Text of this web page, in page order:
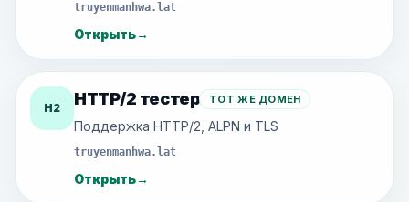
truyenmanhwa.lat
Открыть→
H2 HTTP/2 тестер ТОТ ЖЕ ДОМЕН
Поддержка HTTP/2, ALPN и TLS
truyenmanhwa.lat
Открыть→